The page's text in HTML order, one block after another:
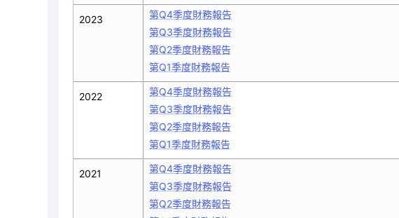
2023
2022
2021
第Q4季度財務報告
第Q3季度財務報告
第Q2季度財務報告
第Q1季度財務報告
第Q4季度財務報告
第Q3季度財務報告
第Q2季度財務報告
第Q1季度財務報告
第Q4季度財務報告
第Q3季度財務報告
第Q2季度財務報告